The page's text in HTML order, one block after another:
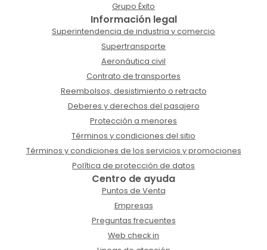
Grupo Éxito
Información legal
Superintendencia de industria y comercio
Supertransporte
Aeronáutica civil
Contrato de transportes
Reembolsos, desistimiento o retracto
Deberes y derechos del pasajero
Protección a menores
Términos y condiciones del sitio
Términos y condiciones de los servicios y promociones
Política de protección de datos
Centro de ayuda
Puntos de Venta
Empresas
Preguntas frecuentes
Web check in